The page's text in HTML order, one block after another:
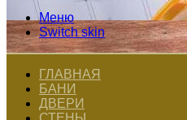
Меню
Switch skin
ГЛАВНАЯ
БАНИ
ДВЕРИ